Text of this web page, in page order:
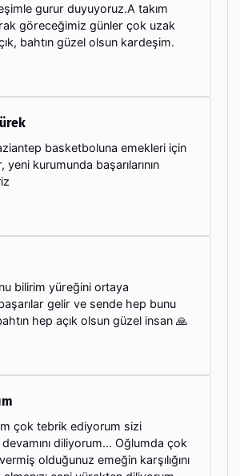
gurur duyuyoruz.A takım
göreceğimiz günler çok uzak
bahtın güzel olsun kardeşim.
basketboluna emekleri için
kurumunda başarılarının
bilirim yüreğini ortaya
gelir ve sende hep bunu
hep açık olsun güzel insan 🙏
çok tebrik ediyorum sizi
devamını diliyorum... Oğlumda çok
olduğunuz emeğin karşılığını